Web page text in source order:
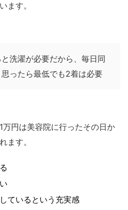
ます。
洗濯が必要だから、毎日同
ったら最低でも2着は必要
円は美容院に行ったその日か
ます。
ているという充実感